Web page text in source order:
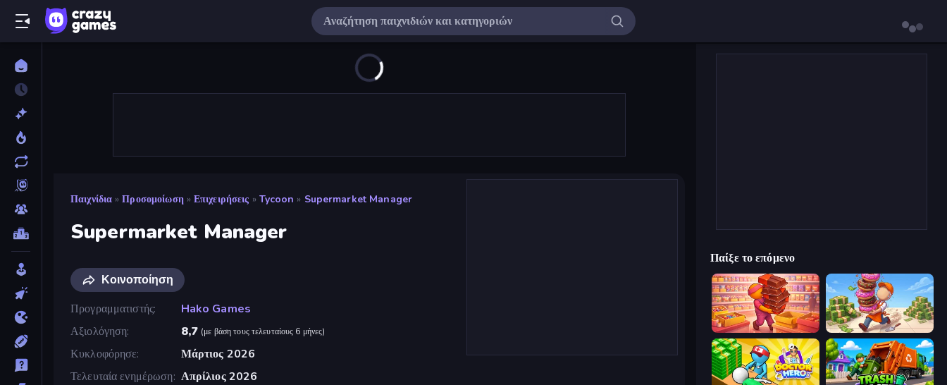
Παιχνίδια » Προσομοίωση » Επιχειρήσεις » Tycoon » Supermarket Manager
Supermarket Manager
Κοινοποίηση
Προγραμματιστής
Hako Games
Αξιολόγηση
8,7 (με βάση τους τελευταίους 6 μήνες)
Κυκλοφόρησε
Μάρτιος 2026
Τελευταία ενημέρωση Απρίλιος 2026
Παίξε το επόμενο
Candy Packing Store Donut Place